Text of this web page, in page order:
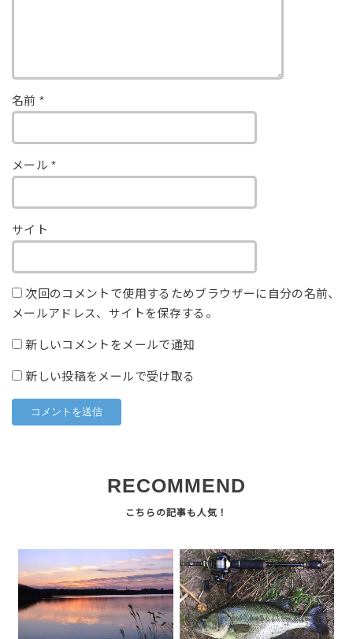
名前 *
メール*
サイト
次回のコメントで使用するためブラウザーに自分の名前、
メールアドレス、サイトを保存する。
新しいコメントをメールで通知
新しい投稿をメールで受け取る
RECOMMEND